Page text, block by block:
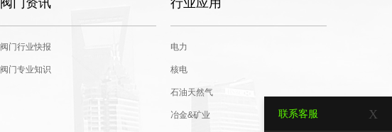
阀门资讯
阀门行业快报
阀门专业知识
行业应用
电力
核电
石油天然气
冶金&矿业 联系客服 X